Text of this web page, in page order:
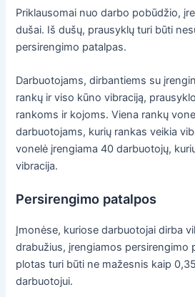
Priklausomai nuo darbo pobūdžio,
dušai. Iš dušų, prausyklų turi būti
persirengimo patalpas.
Darbuotojams, dirbantiems su
rankų ir viso kūno vibraciją,
rankoms ir kojoms. Viena rankų
darbuotojams, kurių rankas veikia
vonelė įrengiama 40 darbuotojų,
vibracija.
Persirengimo patalpos
Įmonėse, kuriose darbuotojai dirba
drabužius, įrengiamos persirengimo
plotas turi būti ne mažesnis kaip
darbuotojui.